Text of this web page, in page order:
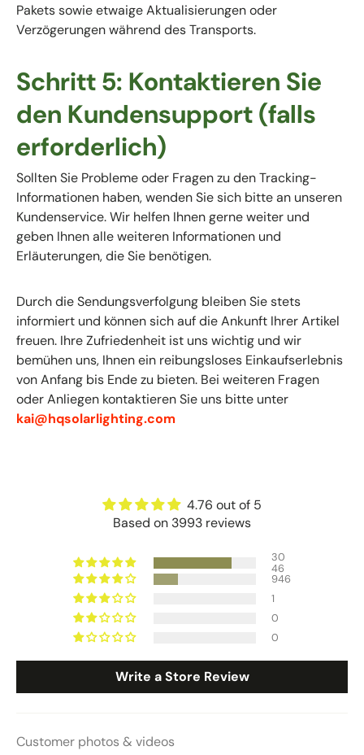
Pakets sowie etwaige Aktualisierungen oder
Verzögerungen während des Transports.
Schritt 5: Kontaktieren Sie
den Kundensupport (falls
erforderlich)
Sollten Sie Probleme oder Fragen zu den Tracking-
Informationen haben, wenden Sie sich bitte an unseren
Kundenservice. Wir helfen Ihnen gerne weiter und
geben Ihnen alle weiteren Informationen und
Erläuterungen, die Sie benötigen.
Durch die Sendungsverfolgung bleiben Sie stets
informiert und können sich auf die Ankunft Ihrer Artikel
freuen. Ihre Zufriedenheit ist uns wichtig und wir
bemühen uns, Ihnen ein reibungsloses Einkaufserlebnis
von Anfang bis Ende zu bieten. Bei weiteren Fragen
oder Anliegen kontaktieren Sie uns bitte unter
kai@hqsolarlighting.com
4.76 out of 5
Based on 3993 reviews
30
46
946
1
0
0
Write a Store Review
Customer photos & videos